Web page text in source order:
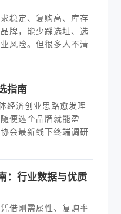
稳定、复购高、库存
牌，能少踩选址、选
风险。但很多人不清
指南
经济创业思路愈发理
便选个品牌就能盈
会最新线下终端调研
：行业数据与优质
借刚需属性、复购率